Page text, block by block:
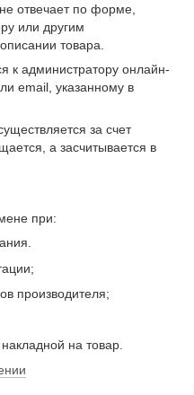
отвечает по форме,
или другим
товара.
к администратору онлайн-
email, указанному в
за счет
а засчитывается в
при:
производителя;
на товар.